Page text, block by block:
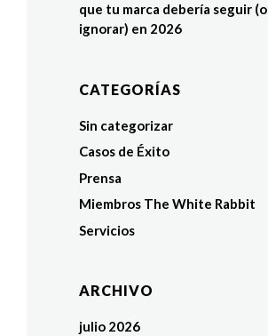
que tu marca debería seguir (o
ignorar) en 2026
CATEGORÍAS
Sin categorizar
Casos de Éxito
Prensa
Miembros The White Rabbit
Servicios
ARCHIVO
julio 2026